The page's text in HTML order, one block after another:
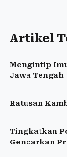
Artikel
Mengintip
Jawa Tengah
Ratusan
Tingkatkan
Gencarkan